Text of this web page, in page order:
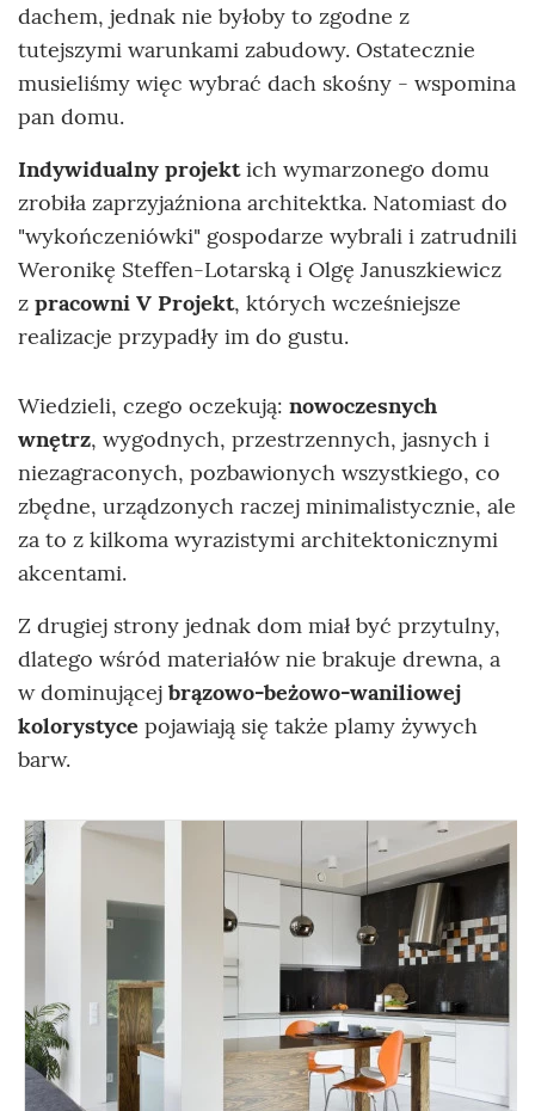
dachem, jednak nie byłoby to zgodne z
tutejszymi warunkami zabudowy. Ostatecznie
musieliśmy więc wybrać dach skośny - wspomina
pan domu.
Indywidualny projektich wymarzonego domu
zrobiła zaprzyjaźniona architektka. Natomiast do
"wykończeniówki" gospodarze wybrali i zatrudnili
Weronikę Steffen-Lotarską i Olgę Januszkiewicz
z pracowni V Projekt, których wcześniejsze
realizacje przypadły im do gustu.
Wiedzieli, czego oczekują: nowoczesnych
wnętrz, wygodnych, przestrzennych, jasnych i
niezagraconych, pozbawionych wszystkiego, co
zbędne, urządzonych raczej minimalistycznie, ale
za to z kilkoma wyrazistymi architektonicznymi
akcentami.
Z drugiej strony jednak dom miał być przytulny,
dlatego wśród materiałów nie brakuje drewna, a
w dominującej brązowo-beżowo-waniliowej
kolorystyce pojawiają się także plamy żywych
barw.